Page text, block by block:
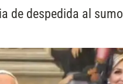
de despedida al sumo